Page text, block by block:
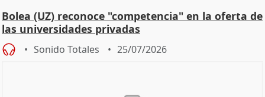
Bolea (UZ) reconoce "competencia" en la oferta de
las universidades privadas
Sonido Totales 25/07/2026